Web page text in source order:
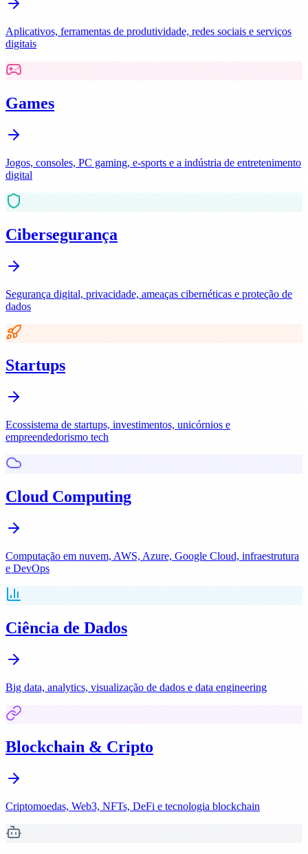
Aplicativos, ferramentas de produtividade, redes sociais e serviços
digitais
Games
Jogos, consoles, PC gaming, e-sports e a indústria de entretenimento
digital
Cibersegurança
Segurança digital, privacidade, ameaças cibernéticas e proteção de
dados
Startups
Ecossistema de startups, investimentos, unicórnios e
empreendedorismo tech
Cloud Computing
Computação em nuvem, AWS, Azure, Google Cloud, infraestrutura
e DevOps
Ciência de Dados
Big data, analytics, visualização de dados e data engineering
Blockchain & Cripto
Criptomoedas, Web3, NFTs, DeFi e tecnologia blockchain